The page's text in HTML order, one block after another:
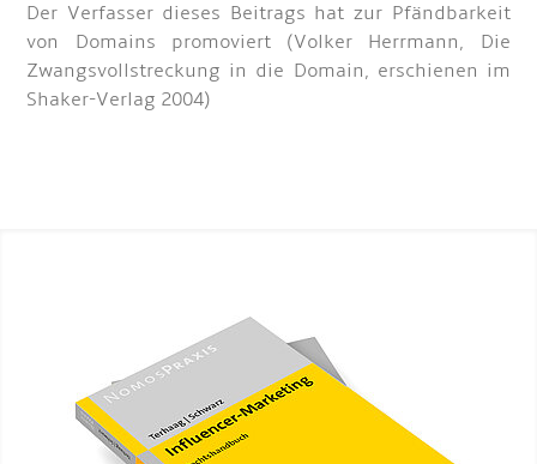
Der Verfasser dieses Beitrags hat zur Pfändbarkeit
von Domains promoviert (Volker Herrmann, Die
Zwangsvollstreckung in die Domain, erschienen im
Shaker-Verlag 2004)